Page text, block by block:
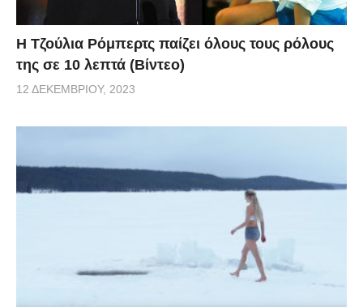
Η Τζούλια Ρόμπερτς παίζει όλους τους ρόλους
της σε 10 λεπτά (Βίντεο)
12 ΔΕΚΕΜΒΡΊΟΥ, 2023